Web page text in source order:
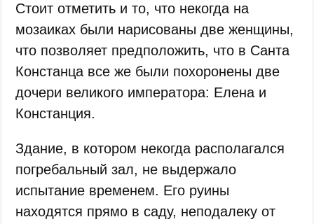
Стоит отметить и то, что некогда на
мозаиках были нарисованы две женщины,
что позволяет предположить, что в Санта
Констанца все же были похоронены две
дочери великого императора: Елена и
Констанция.
Здание, в котором некогда располагался
погребальный зал, не выдержало
испытание временем. Его руины
находятся прямо в саду, неподалеку от